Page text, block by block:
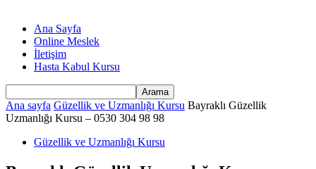
Ana Sayfa
Online Meslek
İletişim
Hasta Kabul Kursu
Ana sayfa Güzellik ve Uzmanlığı Kursu Bayraklı Güzellik
Uzmanlığı Kursu – 0530 304 98 98
Güzellik ve Uzmanlığı Kursu